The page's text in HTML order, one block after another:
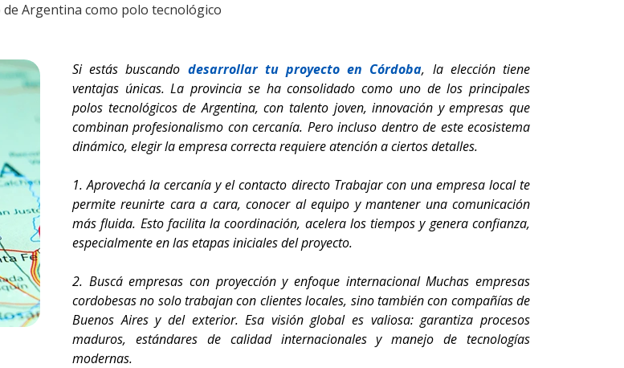
de Argentina como polo tecnológico
Si estás buscando desarrollar tu proyecto en Córdoba, la elección tiene
ventajas únicas. La provincia se ha consolidado como uno de los principales
polos tecnológicos de Argentina, con talento joven, innovación y empresas que
combinan profesionalismo con cercanía. Pero incluso dentro de este ecosistema
dinámico, elegir la empresa correcta requiere atención a ciertos detalles.
1. Aprovechá la cercanía y el contacto directo Trabajar con una empresa local te
permite reunirte cara a cara, conocer al equipo y mantener una comunicación
más fluida. Esto facilita la coordinación, acelera los tiempos y genera confianza,
especialmente en las etapas iniciales del proyecto.
2. Buscá empresas con proyección y enfoque internacional Muchas empresas
cordobesas no solo trabajan con clientes locales, sino también con compañías de
Buenos Aires y del exterior. Esa visión global es valiosa: garantiza procesos
maduros, estándares de calidad internacionales y manejo de tecnologías
modernas.